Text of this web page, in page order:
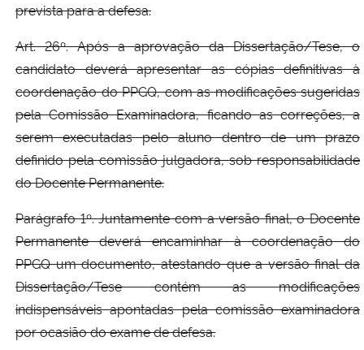
prevista para a defesa.
Art. 26º. Após a aprovação da Dissertação/Tese, o
candidato deverá apresentar as cópias definitivas à
coordenação do PPGQ, com as modificações sugeridas
pela Comissão Examinadora, ficando as correções, a
serem executadas pelo aluno dentro de um prazo
definido pela comissão julgadora, sob responsabilidade
do Docente Permanente.
Parágrafo 1º. Juntamente com a versão final, o Docente
Permanente deverá encaminhar à coordenação do
PPGQ um documento, atestando que a versão final da
Dissertação/Tese contém as modificações
indispensáveis apontadas pela comissão examinadora
por ocasião do exame de defesa.